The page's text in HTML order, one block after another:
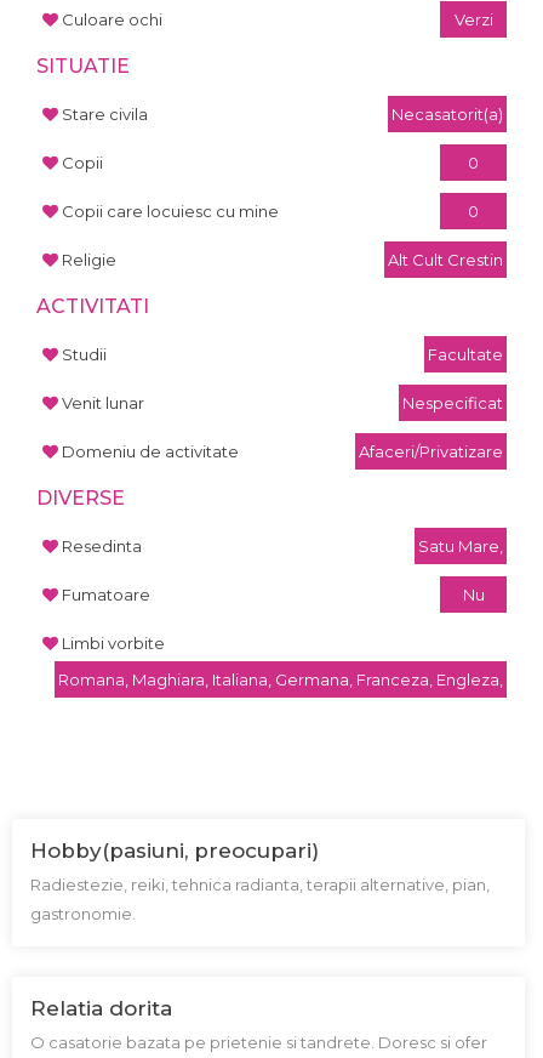
Culoare ochi Verzi
SITUATIE
Stare civila Necasatorit(a)
Copii 0
Copii care locuiesc cu mine 0
Religie Alt Cult Crestin
ACTIVITATI
Studii Facultate
Venit lunar Nespecificat
Domeniu de activitate Afaceri/Privatizare
DIVERSE
Resedinta Satu Mare,
Fumatoare Nu
Limbi vorbite
Romana, Maghiara, Italiana, Germana, Franceza, Engleza,
Hobby(pasiuni, preocupari)
Radiestezie, reiki, tehnica radianta, terapii alternative, pian,
gastronomie.
Relatia dorita
O casatorie bazata pe prietenie si tandrete. Doresc si ofer